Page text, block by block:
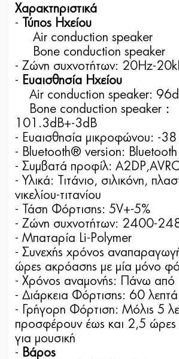
Χαρακτηριστικά
-
Τύπος Ηχείου
Air conduction speaker
Bone conduction speaker
- Ζώνη συχνοτήτων: 20Hz-
- Ευαισθησία Ηχείου
Air conduction speaker:
Bone conduction speaker：
101.3dB+-3dB
- Ευαισθησία μικροφώνου: -
- Bluetooth® version:
- Συμβατά προφίλ:
- Υλικά: Τιτάνιο, σιλικόνη,
νικελίου-τιτανίου
- Τάση Φόρτισης: 5V+-5%
- Ζώνη συχνοτήτων: 2400-
- Μπαταρία Li-Polymer
- Συνεχής χρόνος
ώρες ακρόασης με μία μόνο
- Χρόνος αναμονής: Πάνω
- Διάρκεια Φόρτισης: 60 λεπτά
- Γρήγορη Φόρτιση: Μόλις 5
προσφέρουν έως και 2,5 ώρες
για μουσική
- Βάρος